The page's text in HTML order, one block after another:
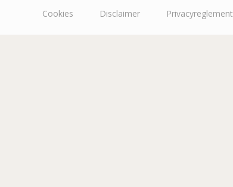
Cookies Disclaimer Privacyreglement